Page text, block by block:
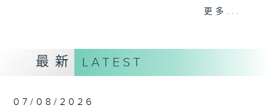
you. Enjoy the non-stop mellow
and soft rock hits, which gently
grow in pace, moving you towards
the 2000s and a perfect morning
更多...
最新 LATEST
07/08/2026